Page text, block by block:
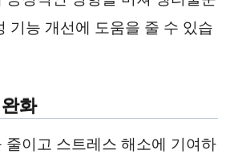
기능 개선에 도움을 줄 수 있습
화
줄이고 스트레스 해소에 기여하